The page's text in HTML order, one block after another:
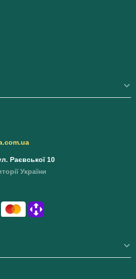
Раєвської 10
України